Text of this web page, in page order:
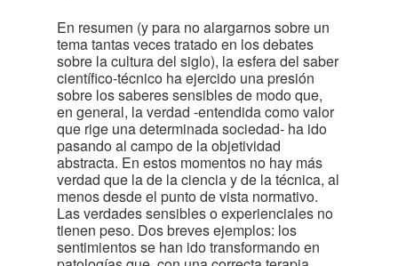
En resumen (y para no alargarnos sobre un
tema tantas veces tratado en los debates
sobre la cultura del siglo), la esfera del saber
científico-técnico ha ejercido una presión
sobre los saberes sensibles de modo que,
en general, la verdad -entendida como valor
que rige una determinada sociedad- ha ido
pasando al campo de la objetividad
abstracta. En estos momentos no hay más
verdad que la de la ciencia y de la técnica, al
menos desde el punto de vista normativo.
Las verdades sensibles o experienciales no
tienen peso. Dos breves ejemplos: los
sentimientos se han ido transformando en